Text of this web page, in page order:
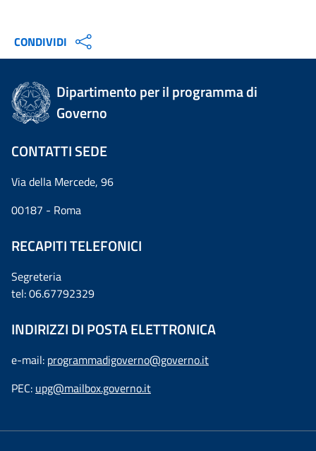
CONDIVIDI
Dipartimento per il programma di
Governo
CONTATTI SEDE
Via della Mercede, 96
00187 - Roma
RECAPITI TELEFONICI
Segreteria
tel: 06.67792329
INDIRIZZI DI POSTA ELETTRONICA
e-mail: programmadigoverno@governo.it
PEC: upg@mailbox.governo.it